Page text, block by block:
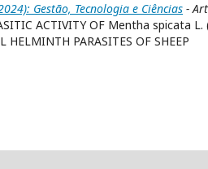
Gestão, Tecnologia e Ciências -
ACTIVITY OF Mentha spicata L.
HELMINTH PARASITES OF SHEEP